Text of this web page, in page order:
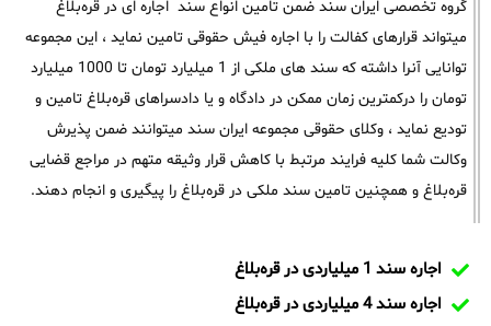
گروه تخصصی ایران سند ضمن تامین انواع سند اجاره ای در قره‌بلاغ
میتواند قرارهای کفالت را با اجاره فیش حقوقی تامین نماید ، این مجموعه
توانایی آنرا داشته که سند های ملکی از 1 میلیارد تومان تا 1000 میلیارد
تومان را درکمترین زمان ممکن در دادگاه و یا دادسراهای قره‌بلاغ تامین و
تودیع نماید ، وکلای حقوقی مجموعه ایران سند میتوانند ضمن پذیرش
وکالت شما کلیه فرایند مرتبط با کاهش قرار وثیقه متهم در مراجع قضایی
قره‌بلاغ و همچنین تامین سند ملکی در قره‌بلاغ را پیگیری و انجام دهند.
اجاره سند 1 میلیاردی در قره‌بلاغ
اجاره سند 4 میلیاردی در قره‌بلاغ